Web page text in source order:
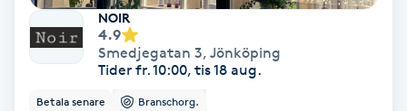
Makeup
NOIR
4.9
Smedjegatan 3, Jönköping
Tider fr. 10:00, tis 18 aug.
Betala senare Branschorg.